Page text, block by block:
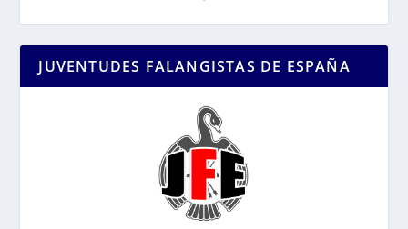
JUVENTUDES FALANGISTAS DE ESPAÑA